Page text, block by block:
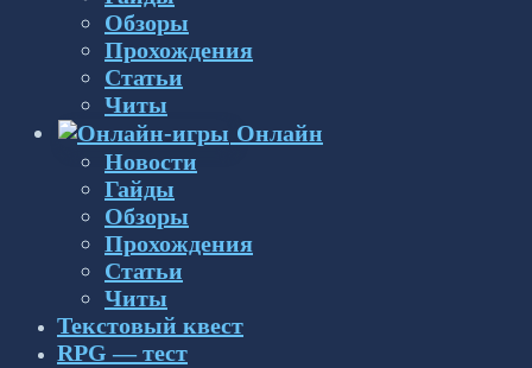
Обзоры
Прохождения
Статьи
Читы
Онлайн
Новости
Гайды
Обзоры
Прохождения
Статьи
Читы
Текстовый квест
RPG — тест